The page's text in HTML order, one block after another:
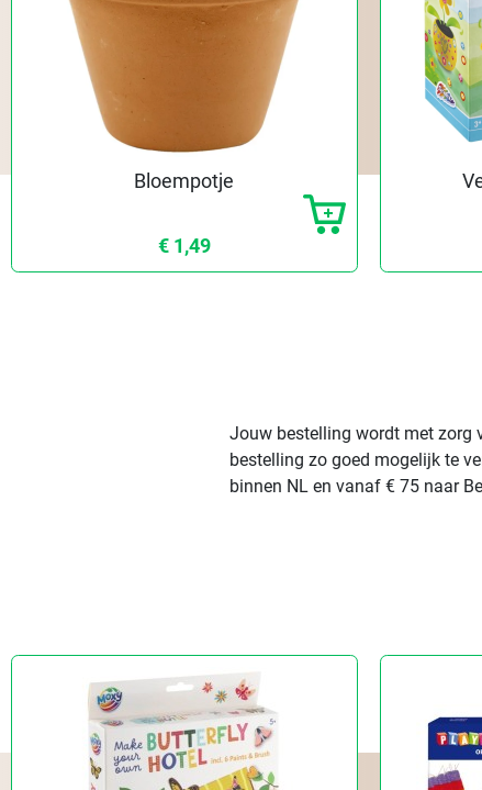
Bloempotje
€ 1,49
Jouw bestelling wordt met zorg
bestelling zo goed mogelijk te
binnen NL en vanaf € 75 naar